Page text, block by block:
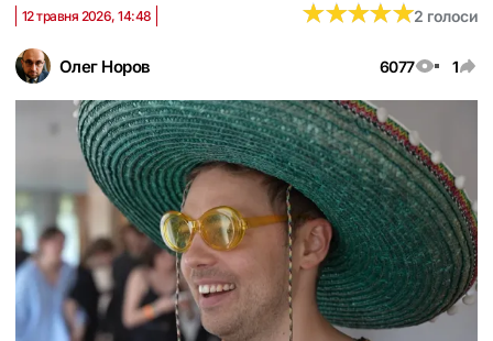
Олег Норов 6077 1
12 травня 2026, 14:48 ★★★★★
★★★★★2 голоси